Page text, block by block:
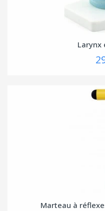
Larynx
Marteau à